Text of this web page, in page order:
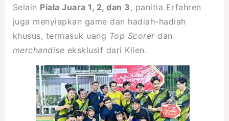
Selain Piala Juara 1, 2, dan 3, panitia Erfahren
juga menyiapkan game dan hadiah-hadiah
khusus, termasuk uang Top Scorerdan
merchandise eksklusif dari Klien.